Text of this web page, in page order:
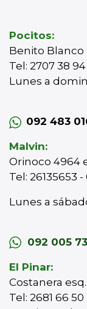
Pocitos:
Benito Blanco
Tel: 2707 38
Lunes a
092 483
Malvin:
Orinoco 4964
Tel: 26135653
Lunes a
092 005
El Pinar:
Costanera
Tel: 2681 66